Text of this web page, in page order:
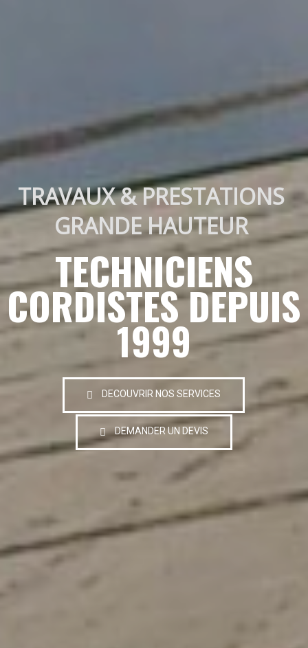
TRAVAUX & PRESTATIONS
GRANDE HAUTEUR
TECHNICIENS
CORDISTES DEPUIS
1999
DECOUVRIR NOS SERVICES
DEMANDER UN DEVIS